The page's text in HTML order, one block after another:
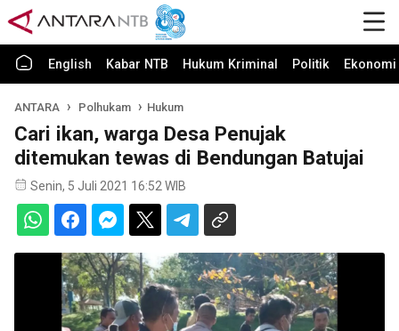
English Kabar NTB Hukum Kriminal Politik
ANTARA Polhukam Hukum
Cari ikan, warga Desa Penujak
ditemukan tewas di Bendungan Batujai
Senin, 5 Juli 2021 16:52 WIB